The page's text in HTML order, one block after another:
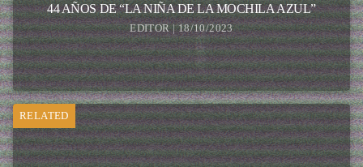
44 AÑOS DE “LA NIÑA DE LA MOCHILA AZUL”
EDITOR | 18/10/2023
RELATED